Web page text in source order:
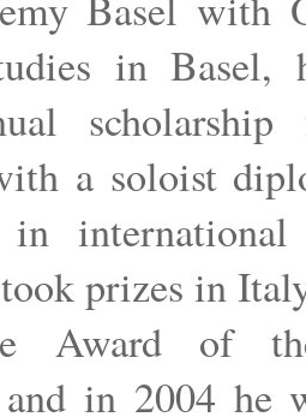
in Basel,
a soloist
in
prizes in
Award of
in 2004 he